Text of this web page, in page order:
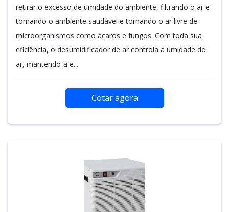
retirar o excesso de umidade do ambiente, filtrando o ar e
tornando o ambiente saudável e tornando o ar livre de
microorganismos como ácaros e fungos. Com toda sua
eficiência, o desumidificador de ar controla a umidade do
ar, mantendo-a e...
Cotar agora